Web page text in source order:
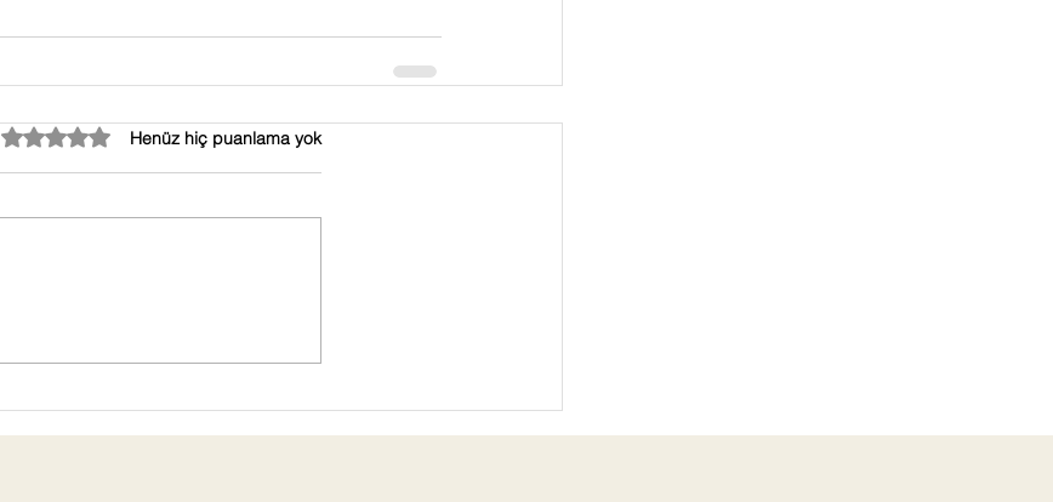
5 üzerinden 0 yıldızHenüz hiç puanlama yok